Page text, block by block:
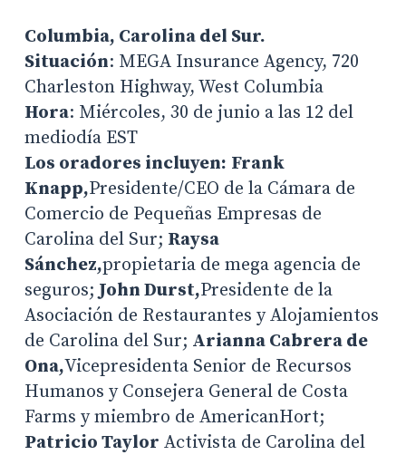
Columbia, Carolina del Sur.
Situación: MEGA Insurance Agency, 720
Charleston Highway, West Columbia
Hora: Miércoles, 30 de junio a las 12 del
mediodía EST
Los oradores incluyen: Frank
Knapp,Presidente/CEO de la Cámara de
Comercio de Pequeñas Empresas de
Carolina del Sur; Raysa
Sánchez,propietaria de mega agencia de
seguros;John Durst,Presidente de la
Asociación de Restaurantes y Alojamientos
de Carolina del Sur; Arianna Cabrera de
Ona,Vicepresidenta Senior de Recursos
Humanos y Consejera General de Costa
Farms y miembro de AmericanHort;
Patricio Taylor Activista de Carolina del